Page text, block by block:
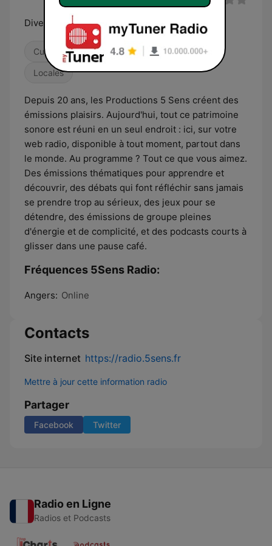
Divertissement et bonnes humeurs
Culture & Éducation Discussions et débats
Locales
Depuis 20 ans, les Productions 5 Sens créent des
émissions plaisirs. Aujourd'hui, tout ce patrimoine
sonore est réuni en un seul endroit : ici, sur votre
web radio, disponible à tout moment, partout dans
le monde. Au programme ? Tout ce que vous aimez.
Des émissions thématiques pour apprendre et
découvrir, des débats qui font réfléchir sans jamais
se prendre trop au sérieux, des jeux pour se
détendre, des émissions de groupe pleines
d'énergie et de complicité, et des podcasts courts à
glisser dans une pause café.
Fréquences 5Sens Radio:
Angers: Online
Contacts
Site internet https://radio.5sens.fr
Mettre à jour cette information radio
Partager
Facebook Twitter
Radio en Ligne
Radios et Podcasts